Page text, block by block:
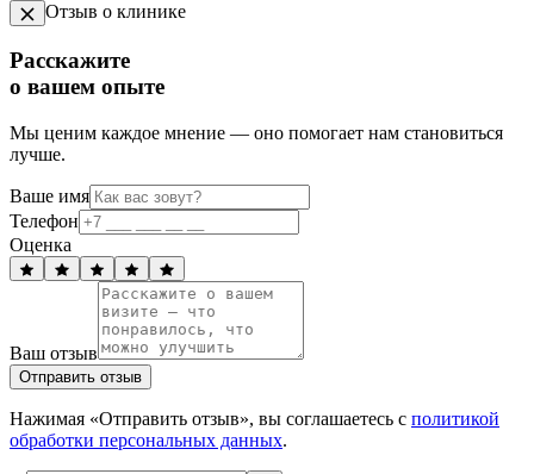
Отзыв о клинике
Расскажите
о вашем опыте
Мы ценим каждое мнение — оно помогает нам становиться
лучше.
Ваше имя
Телефон
Оценка
Ваш отзыв
Отправить отзыв
Нажимая «Отправить отзыв», вы соглашаетесь с политикой
обработки персональных данных.